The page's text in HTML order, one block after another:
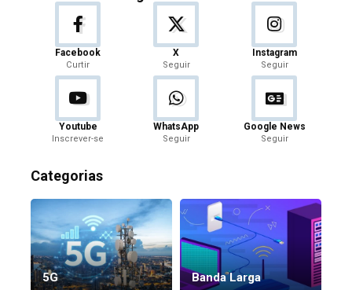
Facebook
Curtir
X
Seguir
Instagram
Seguir
Youtube
Inscrever-se
WhatsApp
Seguir
Google News
Seguir
Categorias
5G Banda Larga